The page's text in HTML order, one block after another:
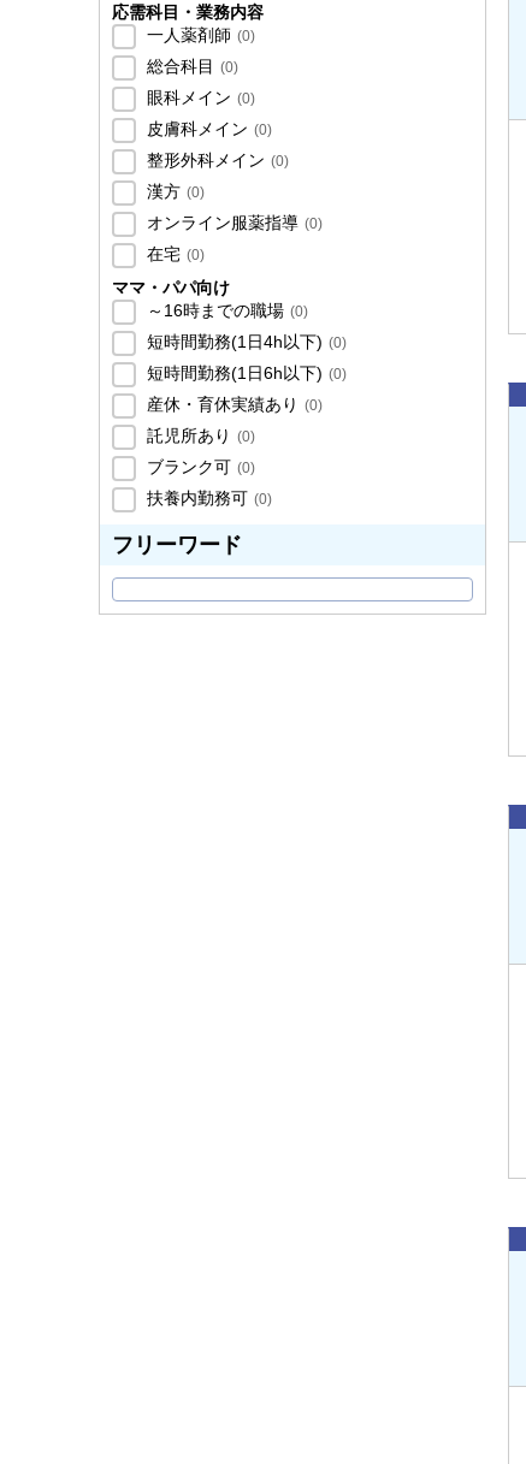
応需科目・業務内容
一人薬剤師 (0)
総合科目 (0)
眼科メイン (0)
皮膚科メイン (0)
整形外科メイン (0)
漢方 (0)
オンライン服薬指導 (0)
在宅 (0)
ママ・パパ向け
～16時までの職場 (0)
短時間勤務(1日4h以下) (0)
短時間勤務(1日6h以下) (0)
産休・育休実績あり (0)
託児所あり (0)
ブランク可 (0)
扶養内勤務可 (0)
フリーワード